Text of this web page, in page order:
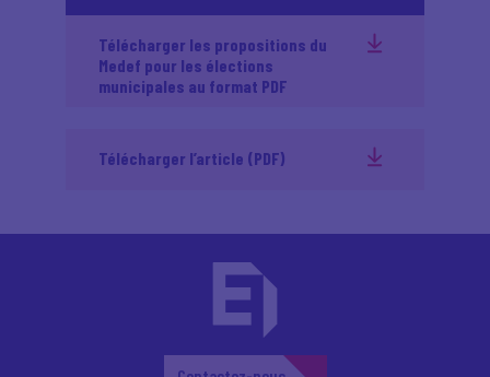
Télécharger les propositions du
Medef pour les élections
municipales au format PDF
Télécharger l’article (PDF)